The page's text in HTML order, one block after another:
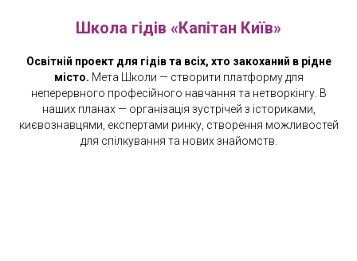
Школа гідів «Капітан Київ»
Освітній проект для гідів та всіх, хто закоханий в рідне
місто. Мета Школи — створити платформу для
неперервного професійного навчання та нетворкінгу. В
наших планах — організація зустрічей з істориками,
києвознавцями, експертами ринку, створення можливостей
для спілкування та нових знайомств.